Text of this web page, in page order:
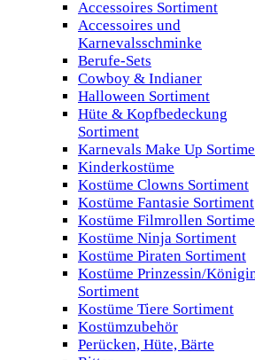
Accessoires Sortiment
Accessoires und
Karnevalsschminke
Berufe-Sets
Cowboy & Indianer
Halloween Sortiment
Hüte & Kopfbedeckung
Sortiment
Karnevals Make Up
Kinderkostüme
Kostüme Clowns Sortiment
Kostüme Fantasie Sortiment
Kostüme Filmrollen
Kostüme Ninja Sortiment
Kostüme Piraten Sortiment
Kostüme Prinzessin/
Sortiment
Kostüme Tiere Sortiment
Kostümzubehör
Perücken, Hüte, Bärte